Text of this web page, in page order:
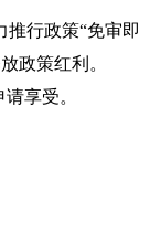
行政策“免审即
政策红利。
享受。